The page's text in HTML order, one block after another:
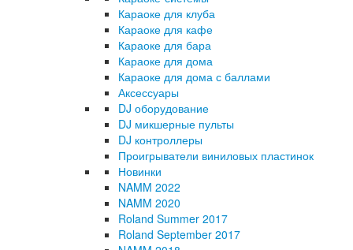
Караоке для клуба
Караоке для кафе
Караоке для бара
Караоке для дома
Караоке для дома с баллами
Аксессуары
DJ оборудование
DJ микшерные пульты
DJ контроллеры
Проигрыватели виниловых пластинок
Новинки
NAMM 2022
NAMM 2020
Roland Summer 2017
Roland September 2017